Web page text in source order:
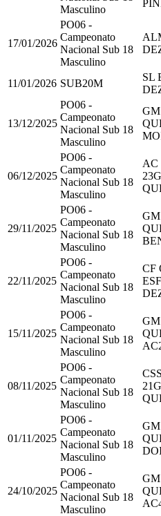
Masculino
17/01/2026
PO06 -
Campeonato
Nacional Sub 18
Masculino
11/01/2026 SUB20M
SL
13/12/2025
PO06 -
Campeonato
Nacional Sub 18
Masculino
06/12/2025
PO06 -
Campeonato
Nacional Sub 18
Masculino
AC
23
29/11/2025
PO06 -
Campeonato
Nacional Sub 18
Masculino
22/11/2025
PO06 -
Campeonato
Nacional Sub 18
Masculino
CF
15/11/2025
PO06 -
Campeonato
Nacional Sub 18
Masculino
AC
08/11/2025
PO06 -
Campeonato
Nacional Sub 18
Masculino
21
01/11/2025
PO06 -
Campeonato
Nacional Sub 18
Masculino
24/10/2025
PO06 -
Campeonato
Nacional Sub 18
Masculino
AC